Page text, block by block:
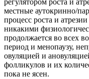
регулятором роста и
местные аутокринно/
процесс роста и
никакими
продолжается во всех
период и менопаузу,
овуляцией и
фолликулов и их
пока не ясен.